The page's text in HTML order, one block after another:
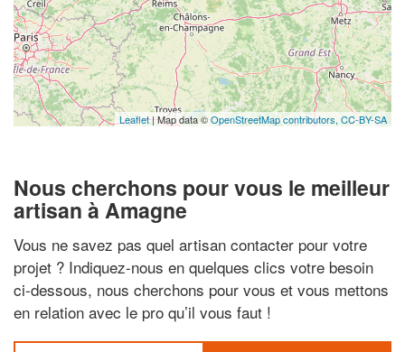
Leaflet| Map data ©OpenStreetMap contributors, CC-BY-SA
Nous cherchons pour vous le meilleur
artisan à Amagne
Vous ne savez pas quel artisan contacter pour votre
projet ? Indiquez-nous en quelques clics votre besoin
ci-dessous, nous cherchons pour vous et vous mettons
en relation avec le pro qu’il vous faut !